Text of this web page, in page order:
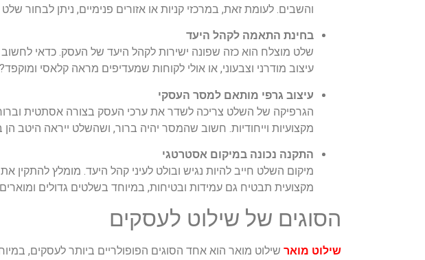
והשבים. לעומת זאת, במרכזי קניות או אזורים פנימיים, ניתן לבחור
בחינת התאמה לקהל היעד
שלט מוצלח הוא כזה שפונה ישירות לקהל היעד של העסק. כדאי
עיצוב מודרני וצבעוני, או אולי לקוחות שמעדיפים מראה קלאסי
עיצוב גרפי מותאם למסר העסקי
הגרפיקה של השלט צריכה לשדר את ערכי העסק בצורה אסתטית
מקצועיות וייחודיות. חשוב שהמסר יהיה ברור, ושהשלט ייראה היטב
התקנה נכונה במיקום אסטרטגי
מיקום השלט חייב להיות נגיש ובולט לעיני קהל היעד. מומלץ
מקצועית תבטיח גם עמידות ובטיחות, במיוחד בשלטים גדולים
הסוגים של שילוט לעסקים
שילוט מואר שילוט מואר הוא אחד הסוגים הפופולריים ביותר לעסקים,